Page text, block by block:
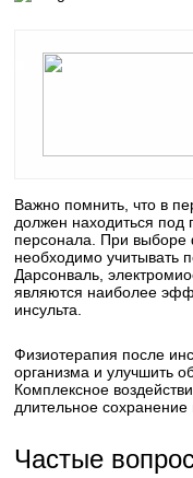
Важно помнить, что в
должен находиться под
персонала. При выборе
необходимо учитывать
Дарсонваль,
являются наиболее
инсульта.
Физиотерапия после
организма и улучшить
Комплексное
длительное
Частые